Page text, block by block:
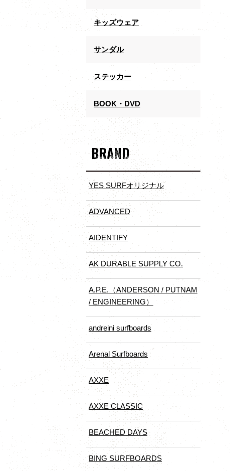
キッズウェア
サンダル
ステッカー
BOOK・DVD
BRAND
YES SURFオリジナル
ADVANCED
AIDENTIFY
AK DURABLE SUPPLY CO.
A.P.E.（ANDERSON / PUTNAM
/ ENGINEERING）
andreini surfboards
Arenal Surfboards
AXXE
AXXE CLASSIC
BEACHED DAYS
BING SURFBOARDS